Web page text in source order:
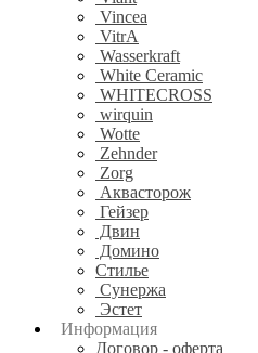
Vincea
VitrA
Wasserkraft
White Ceramic
WHITECROSS
wirquin
Wotte
Zehnder
Zorg
Аквасторож
Гейзер
Двин
Домино
Стилье
Сунержа
Эстет
Информация
Договор - оферта